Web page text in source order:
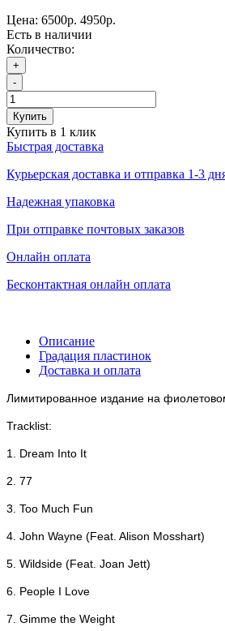
Цена: 6500р. 4950р.
Есть в наличии
Количество:
+
-
Купить
Купить в 1 клик
Быстрая доставка
Курьерская доставка и отправка 1-3
Надежная упаковка
При отправке почтовых заказов
Онлайн оплата
Бесконтактная онлайн оплата
Описание
Градация пластинок
Доставка и оплата
Лимитированное издание на
Tracklist:
1. Dream Into It
2. 77
3. Too Much Fun
4. John Wayne (Feat. Alison Mosshart)
5. Wildside (Feat. Joan Jett)
6. People I Love
7. Gimme the Weight